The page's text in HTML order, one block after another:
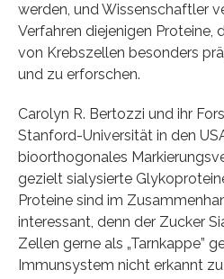
werden, und Wissenschaftler
Verfahren diejenigen Proteine,
von Krebszellen besonders
und zu erforschen.
Carolyn R. Bertozzi und ihr
Stanford-Universität in den
bioorthogonales
gezielt sialysierte
Proteine sind im
interessant, denn der Zucker
Zellen gerne als „Tarnkappe”
Immunsystem nicht erkannt